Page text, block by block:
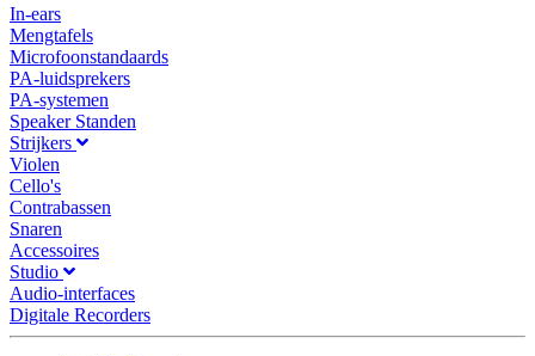
In-ears
Mengtafels
Microfoonstandaards
PA-luidsprekers
PA-systemen
Speaker Standen
Strijkers
Violen
Cello's
Contrabassen
Snaren
Accessoires
Studio
Audio-interfaces
Digitale Recorders